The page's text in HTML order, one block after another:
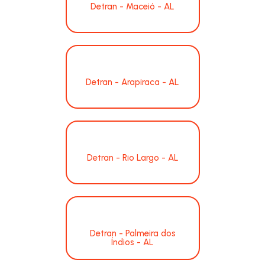
Detran - Maceió - AL
Detran - Arapiraca - AL
Detran - Rio Largo - AL
Detran - Palmeira dos
Índios - AL